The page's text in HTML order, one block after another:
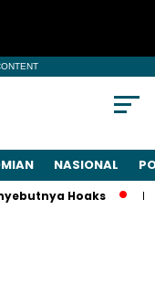
NASIONAL
Hoaks Prabowo